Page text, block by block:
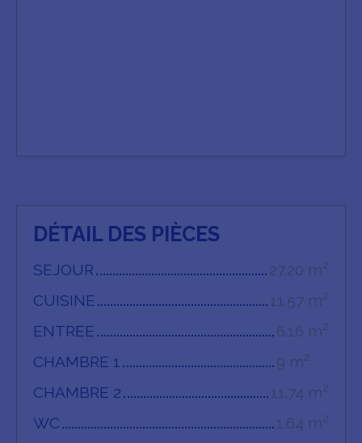
DÉTAIL DES PIÈCES
SEJOUR
27.20 m²
CUISINE
11.57 m²
ENTREE
6.16 m²
CHAMBRE 1
9 m²
CHAMBRE 2
11.74 m²
WC
1.64 m²